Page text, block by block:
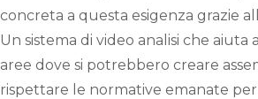
concreta a questa esigenza grazie
Un sistema di video analisi che
aree dove si potrebbero creare
rispettare le normative emanate